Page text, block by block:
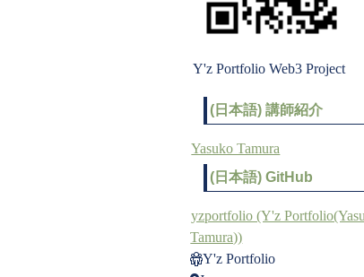
Y'z Portfolio Web3 Project
(日本語) 講師紹介
Yasuko Tamura
(日本語) GitHub
yzportfolio (Y'z
Tamura))
Y'z Portfolio